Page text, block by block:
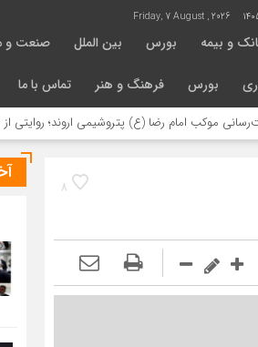
Friday, 7 August , 2026
و بیمه بورس بین الملل صنعت و
بورس فرهنگ و هنر تماس با ما
امام رضا (ع) پتروشیمی اروند؛ روایتی از
8